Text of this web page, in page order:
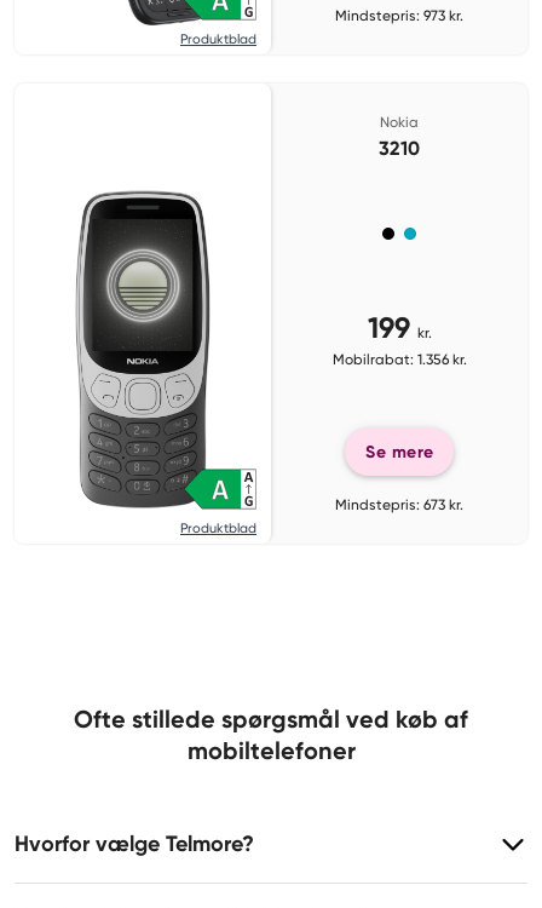
Produktblad
Mindstepris: 973 kr.
Produktblad
Nokia
3210
199 kr.
Mobilrabat: 1.356 kr.
Se mere
Mindstepris: 673 kr.
Ofte stillede spørgsmål ved køb af
mobiltelefoner
Hvorfor vælge Telmore?